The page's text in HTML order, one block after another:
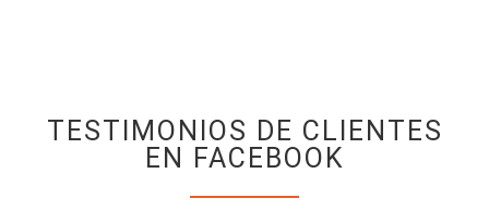
TESTIMONIOS DE CLIENTES
EN FACEBOOK